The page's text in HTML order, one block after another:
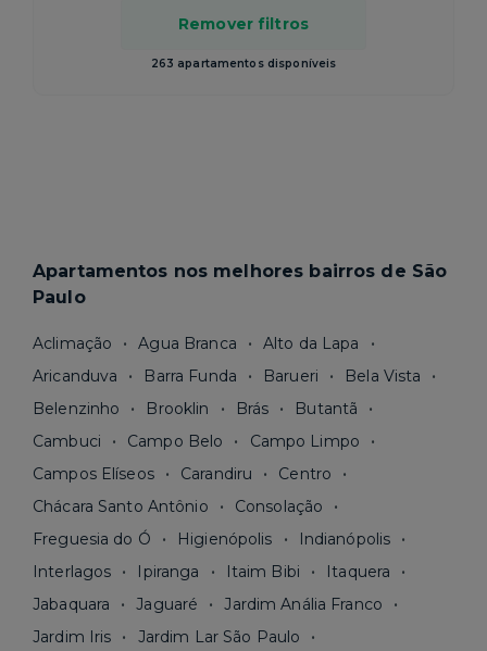
Remover filtros
263 apartamentos disponíveis
Apartamentos nos melhores bairros de São
Paulo
Aclimação Agua Branca
Alto da Lapa
Aricanduva
Barra Funda Barueri
Bela Vista
Belenzinho
Brooklin Brás
Butantã
Cambuci
Campo Belo
Campo Limpo
Campos Elíseos
Carandiru
Centro
Chácara Santo Antônio
Consolação
Freguesia do Ó
Higienópolis
Indianópolis
Interlagos
Ipiranga Itaim Bibi
Itaquera
Jabaquara
Jaguaré
Jardim Anália Franco
Jardim Iris
Jardim Lar São Paulo